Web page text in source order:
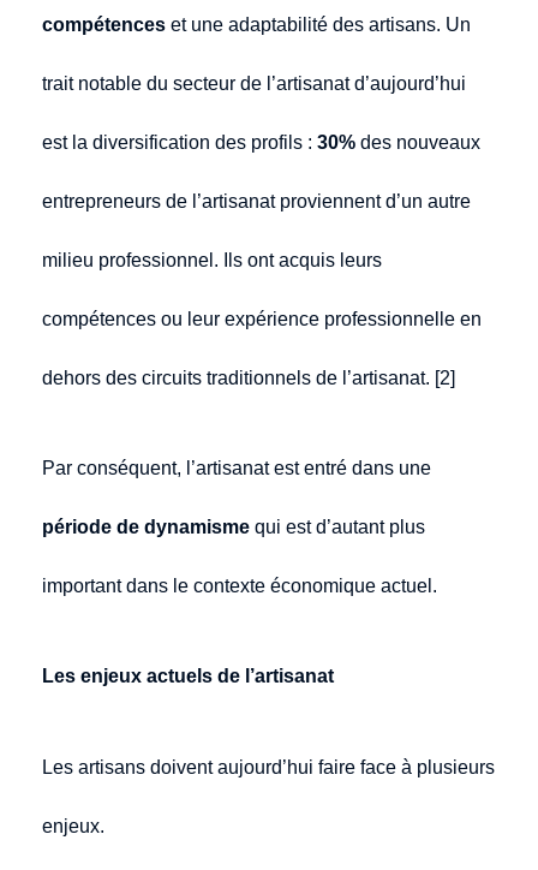
compétences et une adaptabilité des artisans. Un
trait notable du secteur de l’artisanat d’aujourd’hui
est la diversification des profils :30%des nouveaux
entrepreneurs de l’artisanat proviennent d’un autre
milieu professionnel. Ils ont acquis leurs
compétences ou leur expérience professionnelle en
dehors des circuits traditionnels de l’artisanat. [2]
Par conséquent, l’artisanat est entré dans une
période de dynamisme qui est d’autant plus
important dans le contexte économique actuel.
Les enjeux actuels de l’artisanat
Les artisans doivent aujourd’hui faire face à plusieurs
enjeux.